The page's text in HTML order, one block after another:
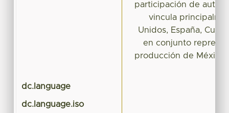
participación de
vincula
Unidos, España,
en conjunto
producción de México
dc.language
dc.language.iso